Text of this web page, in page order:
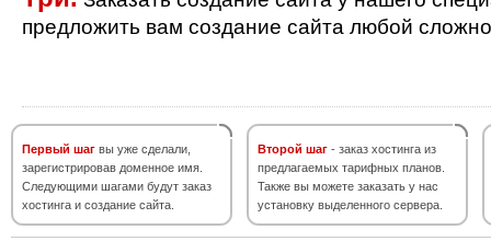
предложить вам создание сайта любой
Первый шаг вы уже сделали,
зарегистрировав доменное имя.
Следующими шагами будут заказ
хостинга и создание сайта.
Второй шаг - заказ хостинга из
предлагаемых тарифных планов.
Также вы можете заказать у нас
установку выделенного сервера.